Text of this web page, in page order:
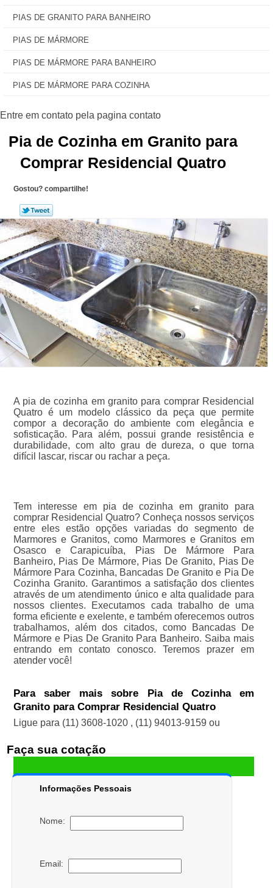
PIAS DE GRANITO PARA BANHEIRO
PIAS DE MÁRMORE
PIAS DE MÁRMORE PARA BANHEIRO
PIAS DE MÁRMORE PARA COZINHA
Pia de Cozinha em Granito para
Comprar Residencial Quatro
Gostou? compartilhe!
A pia de cozinha em granito para comprar Residencial
Quatro é um modelo clássico da peça que permite
compor a decoração do ambiente com elegância e
sofisticação. Para além, possui grande resistência e
durabilidade, com alto grau de dureza, o que torna
difícil lascar, riscar ou rachar a peça.
Tem interesse em pia de cozinha em granito para
comprar Residencial Quatro? Conheça nossos serviços
entre eles estão opções variadas do segmento de
Marmores e Granitos, como Marmores e Granitos em
Osasco e Carapicuíba, Pias De Mármore Para
Banheiro, Pias De Mármore, Pias De Granito, Pias De
Mármore Para Cozinha, Bancadas De Granito e Pia De
Cozinha Granito. Garantimos a satisfação dos clientes
através de um atendimento único e alta qualidade para
nossos clientes. Executamos cada trabalho de uma
forma eficiente e exelente, e também oferecemos outros
trabalhamos, além dos citados, como Bancadas De
Mármore e Pias De Granito Para Banheiro. Saiba mais
entrando em contato conosco. Teremos prazer em
atender você!
Para saber mais sobre Pia de Cozinha em
Granito para Comprar Residencial Quatro
Ligue para (11) 3608-1020 , (11) 94013-9159 ou
Faça sua cotação
Informações Pessoais
Nome:
Email: